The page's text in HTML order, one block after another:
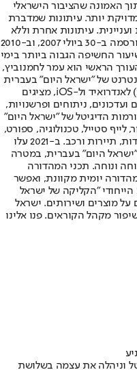
האמונה שהציבור הישראלי
יותר. עיתונות שמדברת
עיתונות אחרת וללא
תשלום. המהדורה המודפסת הראשונה פורסמה ב-30 ביולי 2007, וב-2010
החשיפה הגבוה ביותר בימי
הראשי הוא עמר לחמנוביץ,
של "ישראל היום" בעברית
ובאנגלית, כמו כן היישומונים (אפליקציות) לאנדרואיד ול-iOS, מציגים
ניתוחים ופרשנויות,
הדיגיטל של "ישראל היום"
לייף סטייל, טכנולוגיה, ספורט,
כלכלה וצרכנות, בריאות, חיילים, אוכל, יהדות, תיירות ורכב. ב-2021 עלו
היום" בעברית, במטרה
ונוחה. תכני המהדורה
יומית מקוונת, ואפשר
"הקליקה של ישראל
מוצרים ושירותים. ישראל
מקהל הקוראים. פנו אלינו
וניהלה את עצמה בשלושת